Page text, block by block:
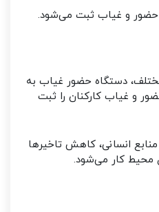
حضور و غیاب ثبت می‌شود.
دستگاه حضور غیاب به
و غیاب کارکنان را ثبت
انسانی، کاهش تاخیرها
محیط کار می‌شود.